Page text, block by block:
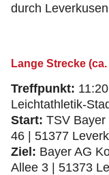
durch
Lange Strecke
Treffpunkt:
Leichtathletik-
Start: TSV
46 | 51377
Ziel: Bayer AG
Allee 3 | 51373